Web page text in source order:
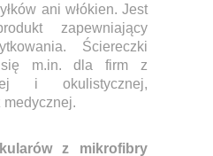
ani włókien. Jest
zapewniający
Ściereczki
się m.in. dla firm z
i okulistycznej,
z mikrofibry